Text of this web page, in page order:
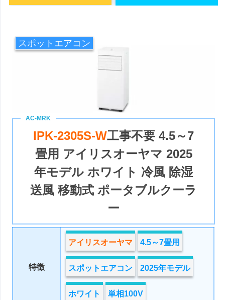
スポットエアコン
IPK-2305S-W工事不要 4.5～7
畳用 アイリスオーヤマ 2025
年モデル ホワイト 冷風 除湿
送風 移動式 ポータブルクーラ
ー
特徴
アイリスオーヤマ 4.5～7畳用
スポットエアコン 2025年モデル
ホワイト 単相100V